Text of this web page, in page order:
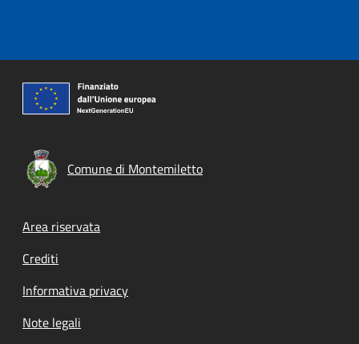
Comune di Montemiletto
Footer menu
Area riservata
Crediti
Informativa privacy
Note legali